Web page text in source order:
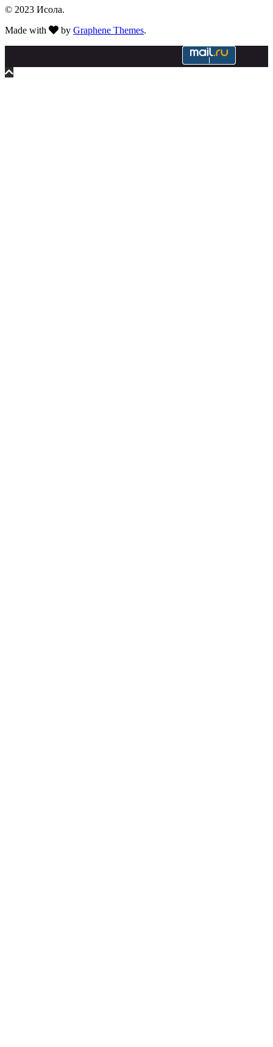
© 2023 Исола.
Made with
by Graphene Themes.